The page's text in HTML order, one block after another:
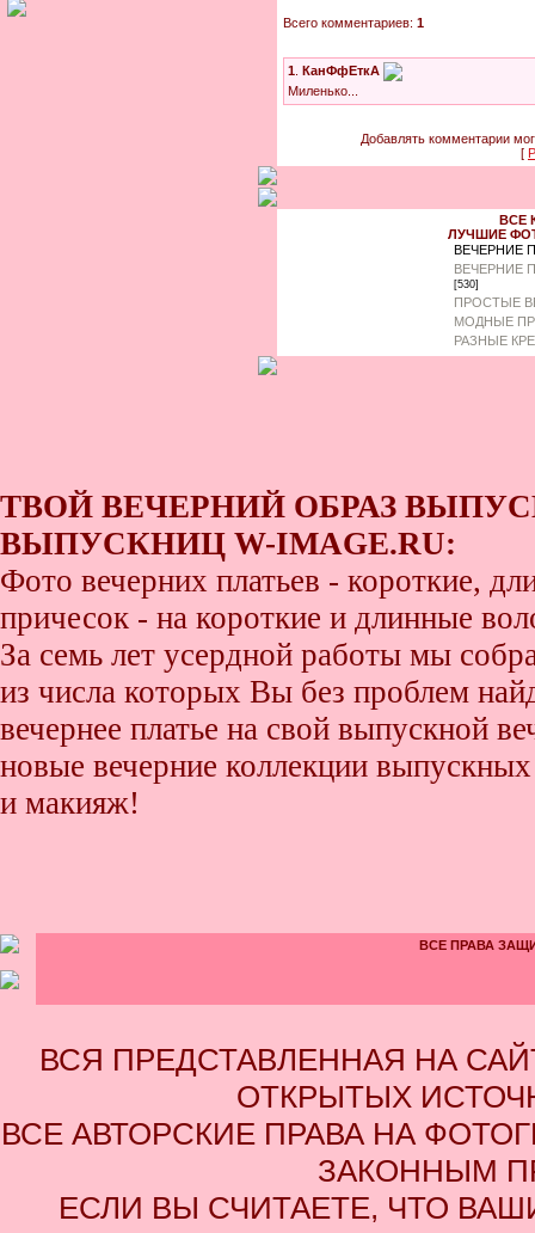
Всего комментариев: 1
1 КанФфЕткА
Миленько...
Добавлять комментарии
[
ВСЕ
ЛУЧШИЕ
ВЕЧЕРНИЕ
ВЕЧЕРНИЕ
[530]
ПРОСТЫЕ
МОДНЫЕ
РАЗНЫЕ
ТВОЙ ВЕЧЕРНИЙ ОБРАЗ
ВЫПУСКНИЦ W-IMAGE.RU:
Фото вечерних платьев - короткие,
причесок - на короткие и длинные
За семь лет усердной работы мы
из числа которых Вы без проблем
вечернее платье на свой выпускной
новые вечерние коллекции
и макияж!
ВСЕ ПРАВА
ВСЯ ПРЕДСТАВЛЕННАЯ НА
ОТКРЫТЫХ
ВСЕ АВТОРСКИЕ ПРАВА НА
ЗАКОННЫМ
ЕСЛИ ВЫ СЧИТАЕТЕ, ЧТО